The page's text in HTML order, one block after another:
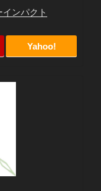
ンパクト
Yahoo!